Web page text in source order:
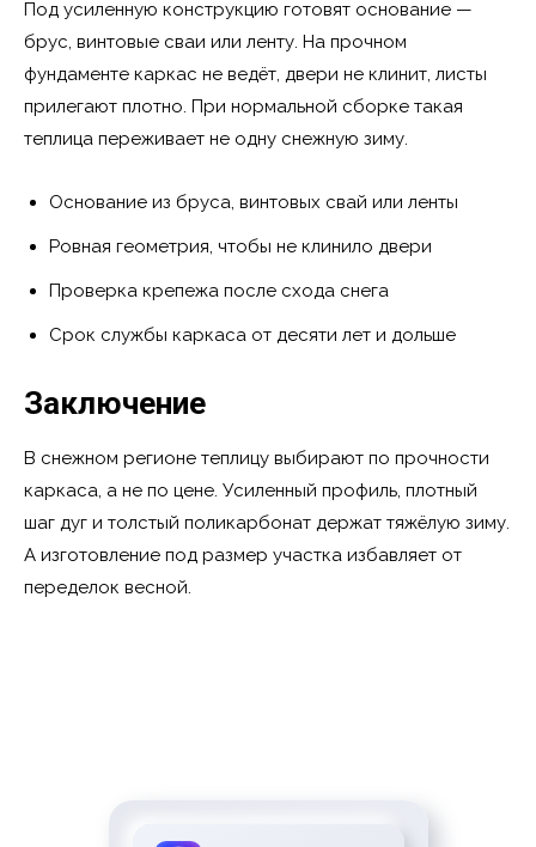
Под усиленную конструкцию готовят основание —
брус, винтовые сваи или ленту. На прочном
фундаменте каркас не ведёт, двери не клинит, листы
прилегают плотно. При нормальной сборке такая
теплица переживает не одну снежную зиму.
Основание из бруса, винтовых свай или ленты
Ровная геометрия, чтобы не клинило двери
Проверка крепежа после схода снега
Срок службы каркаса от десяти лет и дольше
Заключение
В снежном регионе теплицу выбирают по прочности
каркаса, а не по цене. Усиленный профиль, плотный
шаг дуг и толстый поликарбонат держат тяжёлую зиму.
А изготовление под размер участка избавляет от
переделок весной.